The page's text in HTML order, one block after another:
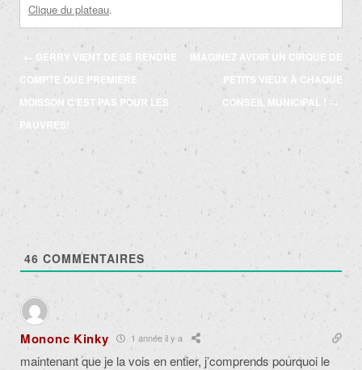
Clique du plateau.
Navigation
des
articles
← GERRY VIENT DE SE RENDRE
COMPTE QUE PREMIÈRE
MOISSON C’EST PAS POUR LES
PAUVRES!
IMAGINEZ AVOIR UN CIRQUE DE
PETITS VIEUX À CHAQUE
CONSEIL MUNICIPAL !
→
46 COMMENTAIRES
Mononc Kinky 1 année il y a
maintenant que je la vois en entier, j’comprends pourquoi le